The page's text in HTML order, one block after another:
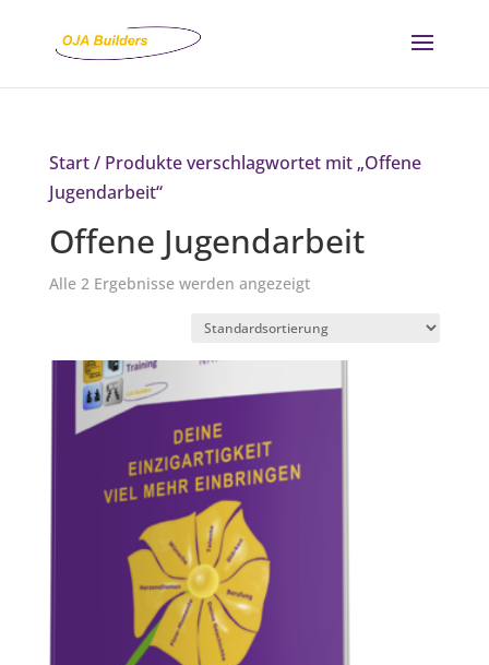
Start/ Produkte verschlagwortet mit „Offene
Jugendarbeit“
Offene Jugendarbeit
Alle 2 Ergebnisse werden angezeigt